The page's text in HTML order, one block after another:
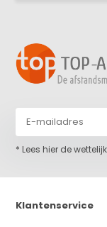
* Lees hier de
Klantenservice